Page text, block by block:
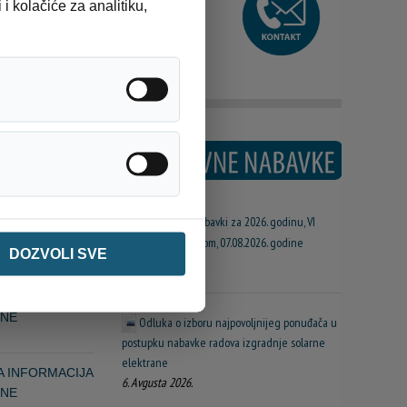
I
INFORMACIJA
Plan javnih nabavki za 2026. godinu, VI
izmjena sa Odlukom, 07.08.2026. godine
Odluka o izboru najpovoljnijeg ponuđača u
postupku nabavke radova izgradnje solarne
elektrane
6. Avgusta 2026.
kolačiće za analitiku,
Analitika / statistika
Ostalo
DOZVOLI SVE